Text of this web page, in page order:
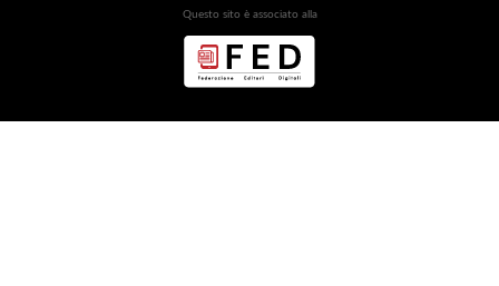
Questo sito è associato alla